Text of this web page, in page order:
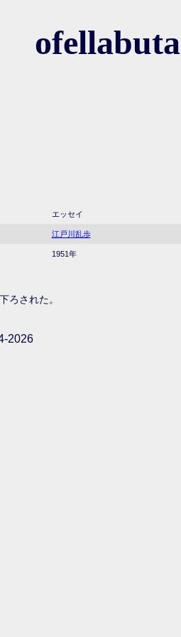
ofellabuta
エッセイ
江戸川乱歩
1951年
ろされた。
2026